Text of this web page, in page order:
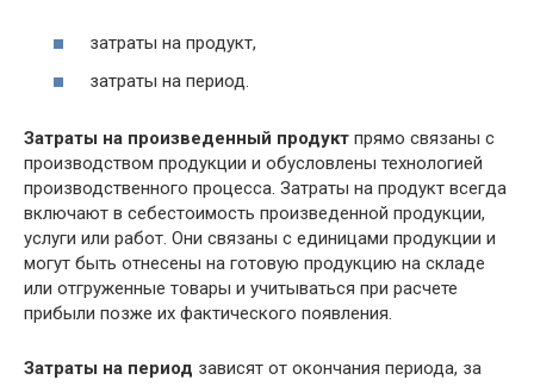
затраты на продукт,
затраты на период.
Затраты на произведенный продукт прямо связаны с
производством продукции и обусловлены технологией
производственного процесса. Затраты на продукт всегда
включают в себестоимость произведенной продукции,
услуги или работ. Они связаны с единицами продукции и
могут быть отнесены на готовую продукцию на складе
или отгруженные товары и учитываться при расчете
прибыли позже их фактического появления.
Затраты на период зависят от окончания периода, за